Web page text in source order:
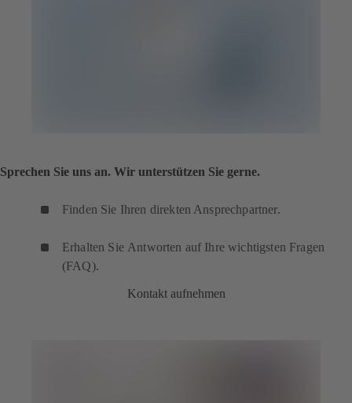
Sprechen Sie uns an. Wir unterstützen Sie gerne.
Finden Sie Ihren direkten Ansprechpartner.
Erhalten Sie Antworten auf Ihre wichtigsten Fragen
(FAQ).
Kontakt aufnehmen